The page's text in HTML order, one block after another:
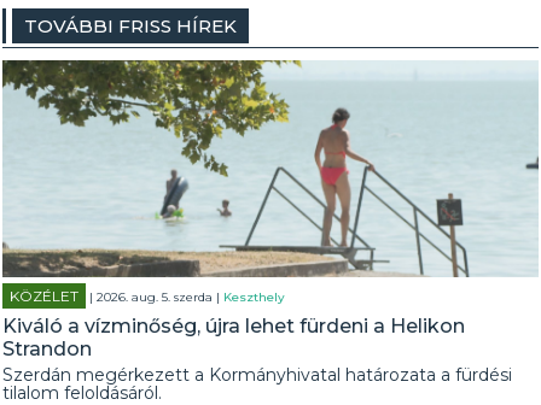
TOVÁBBI FRISS HÍREK
KÖZÉLET | 2026. aug. 5. szerda | Keszthely
Kiváló a vízminőség, újra lehet fürdeni a Helikon
Strandon
Szerdán megérkezett a Kormányhivatal határozata a fürdési
tilalom feloldásáról.